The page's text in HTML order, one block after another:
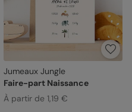
Jumeaux Jungle
Faire-part Naissance
À partir de 1,19 €